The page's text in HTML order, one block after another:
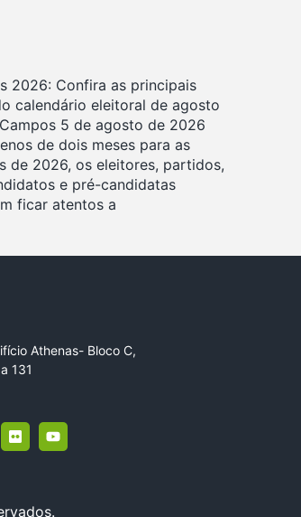
2026: Confira as principais
calendário eleitoral de agosto
5 de agosto de 2026
de dois meses para as
de 2026, os eleitores, partidos,
e pré-candidatas
ficar atentos a
Athenas- Bloco C,
131